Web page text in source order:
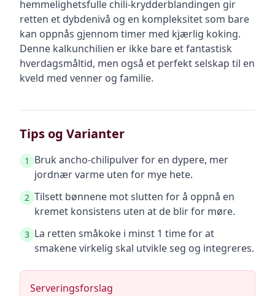
hemmelighetsfulle chili-krydderblandingen gir
retten et dybdenivå og en kompleksitet som bare
kan oppnås gjennom timer med kjærlig koking.
Denne kalkunchilien er ikke bare et fantastisk
hverdagsmåltid, men også et perfekt selskap til en
kveld med venner og familie.
Tips og Varianter
1
Bruk ancho-chilipulver for en dypere, mer
jordnær varme uten for mye hete.
2 Tilsett bønnene mot slutten for å oppnå en
kremet konsistens uten at de blir for møre.
3 La retten småkoke i minst 1 time for at
smakene virkelig skal utvikle seg og integreres.
Serveringsforslag